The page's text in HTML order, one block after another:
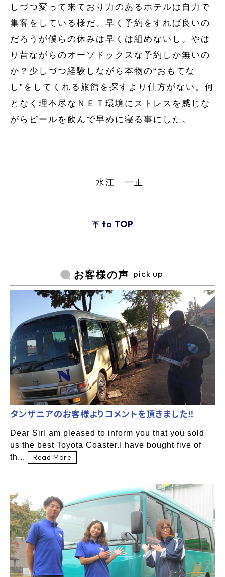
しづつ変って来ており力のあるホテルは自力で
集客をしている様だ。早く予約をすれば良いの
だろうが僕らの休みは早くは組めないし。やは
り昔ながらのオーソドックスな予約しか無いの
か？少しづつ経験しながら本物の“おもてな
し”をしてくれる旅館を探すより仕方がない。何
となく理不尽なＮＥＴ環境にストレスを感じな
がらビールを飲んで早めに寝る事にした。
水江 一正
to TOP
お客様の声 pick up
タンザニアのお客様よりコメントを頂きました‼
Dear SirI am pleased to inform you that you sold
us the best Toyota Coaster.I have bought five of
th...
Read More